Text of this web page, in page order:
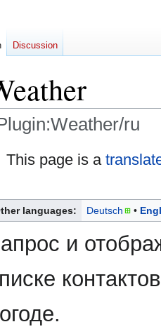
ru
This page is a
languages: Deutsch
и
Discussion